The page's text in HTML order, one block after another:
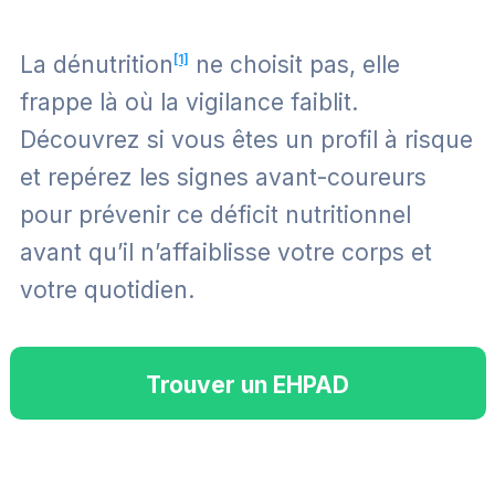
La dénutrition [1]
ne choisit pas, elle
frappe là où la vigilance faiblit.
Découvrez si vous êtes un profil à risque
et repérez les signes avant-coureurs
pour prévenir ce déficit nutritionnel
avant qu’il n’affaiblisse votre corps et
votre quotidien.
Trouver un EHPAD